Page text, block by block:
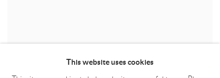
SPIRAL RETURN 旋返,2025
This website uses cookies